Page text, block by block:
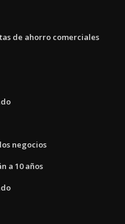
de ahorro comerciales
negocios
a 10 años